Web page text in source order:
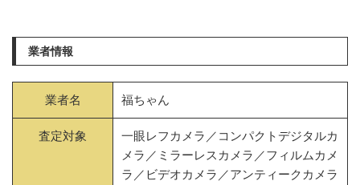
業者情報
業者名 福ちゃん
査定対象
一眼レフカメラ／コンパクトデジタルカ
メラ／ミラーレスカメラ／フィルムカメ
ラ／ビデオカメラ／アンティークカメラ